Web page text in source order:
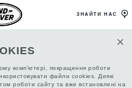
комп’ютері, покращення роботи
файли cookies. Деякі
роботи сайту та вже встановлені на
ЗНАЙТИ НАС
ЛЕНД РОВЕР